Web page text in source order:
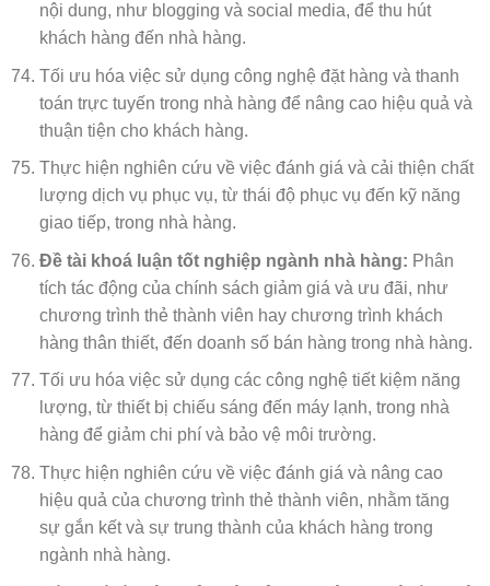
nội dung, như blogging và social media, để thu hút
khách hàng đến nhà hàng.
Tối ưu hóa việc sử dụng công nghệ đặt hàng và thanh
toán trực tuyến trong nhà hàng để nâng cao hiệu quả và
thuận tiện cho khách hàng.
Thực hiện nghiên cứu về việc đánh giá và cải thiện chất
lượng dịch vụ phục vụ, từ thái độ phục vụ đến kỹ năng
giao tiếp, trong nhà hàng.
Đề tài khoá luận tốt nghiệp ngành nhà hàng: Phân
tích tác động của chính sách giảm giá và ưu đãi, như
chương trình thẻ thành viên hay chương trình khách
hàng thân thiết, đến doanh số bán hàng trong nhà hàng.
Tối ưu hóa việc sử dụng các công nghệ tiết kiệm năng
lượng, từ thiết bị chiếu sáng đến máy lạnh, trong nhà
hàng để giảm chi phí và bảo vệ môi trường.
Thực hiện nghiên cứu về việc đánh giá và nâng cao
hiệu quả của chương trình thẻ thành viên, nhằm tăng
sự gắn kết và sự trung thành của khách hàng trong
ngành nhà hàng.